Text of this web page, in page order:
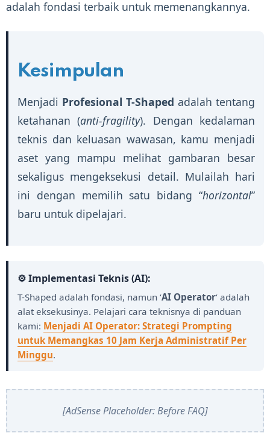
adalah fondasi terbaik untuk memenangkannya.
Kesimpulan
Menjadi Profesional T-Shaped adalah tentang
ketahanan (anti-fragility). Dengan kedalaman
teknis dan keluasan wawasan, kamu menjadi
aset yang mampu melihat gambaran besar
sekaligus mengeksekusi detail. Mulailah hari
ini dengan memilih satu bidang “horizontal”
baru untuk dipelajari.
⚙️ Implementasi Teknis (AI):
T-Shaped adalah fondasi, namun ‘AI Operator‘ adalah
alat eksekusinya. Pelajari cara teknisnya di panduan
kami: Menjadi AI Operator: Strategi Prompting
untuk Memangkas 10 Jam Kerja Administratif Per
Minggu.
[AdSense Placeholder: Before FAQ]